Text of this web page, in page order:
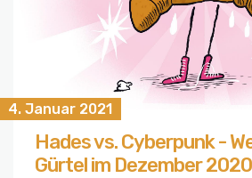
4. Januar 2021
Hades vs. Cyberpunk -
Gürtel im Dezember 2020